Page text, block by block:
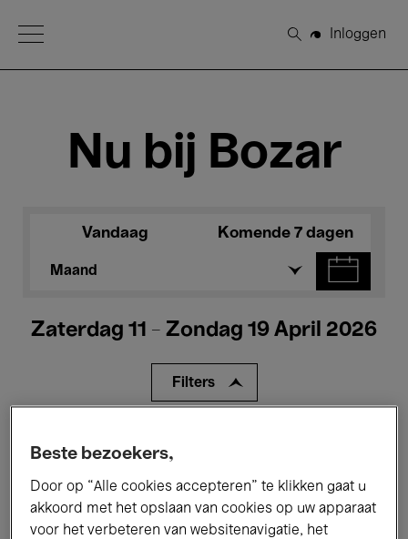
Open Menu
Zoeken
Inloggen
Nu bij Bozar
Vandaag Komende 7 dagen
Maand
Zaterdag 11 - Zondag 19 April 2026
Filters
Tentoonstellingen Films
Performances Lezingen & Debatten
Beste bezoekers,
Door op “Alle cookies accepteren” te klikken gaat u
akkoord met het opslaan van cookies op uw apparaat
voor het verbeteren van websitenavigatie, het